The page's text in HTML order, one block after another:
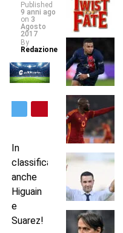
Published
9 anni ago
on 3
Agosto
2017
By
Redazione
In
classifica
anche
Higuain
e
Suarez!